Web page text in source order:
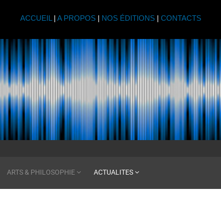
ACCUEIL | A PROPOS| NOS ÉDITIONS| CONTACTS
ARTS & PHILOSOPHIE ACTUALITES